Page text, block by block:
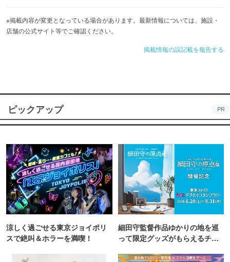
※掲載内容が変更となっている場合があります。最新情報については、施設・
店舗の公式サイト等でご確認ください。
掲載情報の誤記載を報告する
ピックアップ PR
涼しく過ごせる東京ジョイポリ
スで絶叫＆ホラーを満喫！
細田守監督作品ゆかりの地を巡
って限定グッズがもらえるチャ